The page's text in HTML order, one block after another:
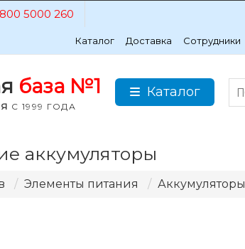
5000 260
Каталог Доставка Сотрудники
база №1
С 1999 ГОДА
Каталог
аккумуляторы
Элементы питания Аккумуляторы